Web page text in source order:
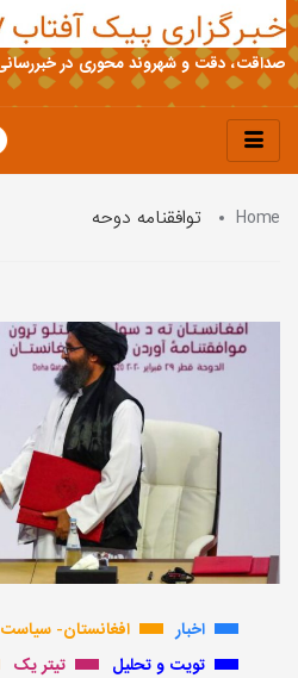
صداقت، دقت و شهروند محوری در خبررسانی
Home توافقنامه دوحه
اخبار افغانستان- سیاست
تویت و تحلیل
تیتر یک